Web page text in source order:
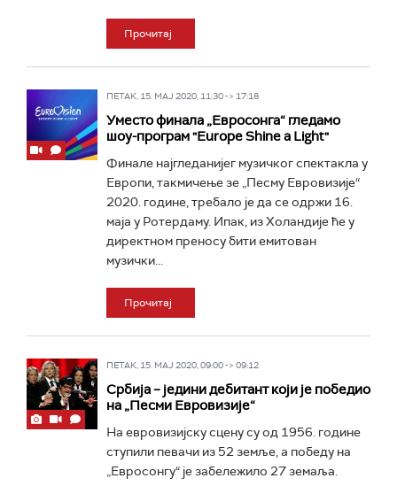
Прочитај
ПЕТАК, 15. МАЈ 2020, 11:30 -> 17:18
Уместо финала „Евросонга“ гледамо
шоу-програм "Europe Shine a Light"
Финале најгледанијег музичког спектакла у
Европи, такмичење зе „Песму Евровизије“
2020. године, требало је да се одржи 16.
маја у Ротердаму. Ипак, из Холандије ће у
директном преносу бити емитован
музички...
Прочитај
ПЕТАК, 15. МАЈ 2020, 09:00 -> 09:12
Србија – једини дебитант који је победио
на „Песми Евровизије“
На евровизијску сцену су од 1956. године
ступили певачи из 52 земље, а победу на
„Евросонгу“ је забележило 27 земаља.